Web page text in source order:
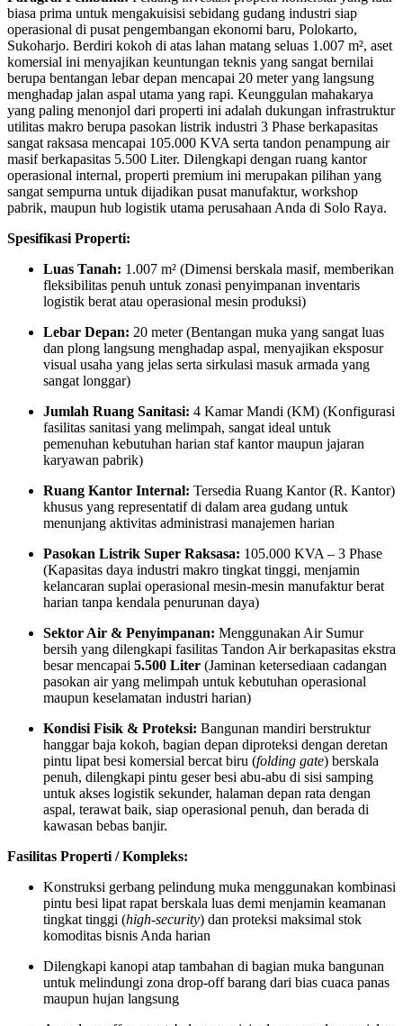
biasa prima untuk mengakuisisi sebidang gudang industri siap
operasional di pusat pengembangan ekonomi baru, Polokarto,
Sukoharjo. Berdiri kokoh di atas lahan matang seluas 1.007 m², aset
komersial ini menyajikan keuntungan teknis yang sangat bernilai
berupa bentangan lebar depan mencapai 20 meter yang langsung
menghadap jalan aspal utama yang rapi. Keunggulan mahakarya
yang paling menonjol dari properti ini adalah dukungan infrastruktur
utilitas makro berupa pasokan listrik industri 3 Phase berkapasitas
sangat raksasa mencapai 105.000 KVA serta tandon penampung air
masif berkapasitas 5.500 Liter. Dilengkapi dengan ruang kantor
operasional internal, properti premium ini merupakan pilihan yang
sangat sempurna untuk dijadikan pusat manufaktur, workshop
pabrik, maupun hub logistik utama perusahaan Anda di Solo Raya.
Spesifikasi Properti:
Luas Tanah: 1.007 m² (Dimensi berskala masif, memberikan
fleksibilitas penuh untuk zonasi penyimpanan inventaris
logistik berat atau operasional mesin produksi)
Lebar Depan: 20 meter (Bentangan muka yang sangat luas
dan plong langsung menghadap aspal, menyajikan eksposur
visual usaha yang jelas serta sirkulasi masuk armada yang
sangat longgar)
Jumlah Ruang Sanitasi: 4 Kamar Mandi (KM) (Konfigurasi
fasilitas sanitasi yang melimpah, sangat ideal untuk
pemenuhan kebutuhan harian staf kantor maupun jajaran
karyawan pabrik)
Ruang Kantor Internal: Tersedia Ruang Kantor (R. Kantor)
khusus yang representatif di dalam area gudang untuk
menunjang aktivitas administrasi manajemen harian
Pasokan Listrik Super Raksasa: 105.000 KVA – 3 Phase
(Kapasitas daya industri makro tingkat tinggi, menjamin
kelancaran suplai operasional mesin-mesin manufaktur berat
harian tanpa kendala penurunan daya)
Sektor Air & Penyimpanan: Menggunakan Air Sumur
bersih yang dilengkapi fasilitas Tandon Air berkapasitas ekstra
besar mencapai 5.500 Liter (Jaminan ketersediaan cadangan
pasokan air yang melimpah untuk kebutuhan operasional
maupun keselamatan industri harian)
Kondisi Fisik & Proteksi: Bangunan mandiri berstruktur
hanggar baja kokoh, bagian depan diproteksi dengan deretan
pintu lipat besi komersial bercat biru (folding gate) berskala
penuh, dilengkapi pintu geser besi abu-abu di sisi samping
untuk akses logistik sekunder, halaman depan rata dengan
aspal, terawat baik, siap operasional penuh, dan berada di
kawasan bebas banjir.
Fasilitas Properti / Kompleks:
Konstruksi gerbang pelindung muka menggunakan kombinasi
pintu besi lipat rapat berskala luas demi menjamin keamanan
tingkat tinggi (high-security) dan proteksi maksimal stok
komoditas bisnis Anda harian
Dilengkapi kanopi atap tambahan di bagian muka bangunan
untuk melindungi zona drop-off barang dari bias cuaca panas
maupun hujan langsung